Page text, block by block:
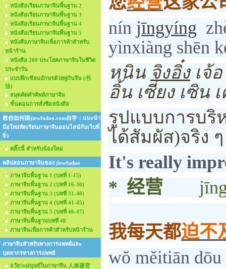
หนังสือเรียนภาษาจีนพื้นฐาน 2
หนังสือเรียนภาษาจีนพื้นฐาน 3
หนังสือเรียนภาษาจีนพื้นฐาน 4
หนังสือเรียนภาษาจีนพื้นฐาน 5
หนังสือภาษาจีนเพื่อการค้าสำหรับ
หน้าร้าน
หนังสือ 200 ประโยคภาษาจีนในชีวิต
ประจำวัน
แบบฝึกเขียนอักษรด้วยพู่กันจีน (书
法)
สมุดคัดคำศัพท์ภาษาจีน
ขั้นตอนการสั่งซือหนังสือ
教你如何跟jiewfudao.com自学：แนะนำ
มือใหม่หัดเรียนภาษาจีนออนไลน์กับเว็บพี่
จิ๋ว
คลิ๊กนี้ สำหรับน้องใหม่
คลิปสอนภาษาจีนของ jiewfudao
ภาษาจีนพื้นฐาน 1 (บทที่ 1-15)
ภาษาจีนพื้นฐาน 2 (บทที่ 16-30)
ภาษาจีนพื้นฐาน 3 (บทที่ 31-40)
ภาษาจีนพื้นฐาน 4 (บทที่ 41-45)
ภาษาจีนพื้นฐาน 5 (บทที่ 46-47)
ภาษาจีนพื้นฐานบทที่ 48
ภาษาจีนเพื่อการค้าสำหรับหน้าร้าน
ภาษาจีนสำหรับทางการแพทย์และ
บุคลากรทางการแพทย์
อวัยวะมนุษย์ในภาษาจีน 人体器官
nín jīngyíng
yìnxiàng shēn
หนิน จิงอิ๋งเจ้อ
อิ้น เซี่ยง เซิน
รูปแบบการบริ
ได้สัมผัส)จริง
It's really
* 经营
我每天都迫不
wŏ měitiān dōu